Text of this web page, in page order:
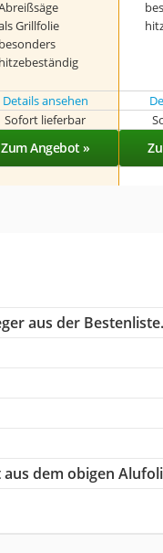
Grillfolie
besonders
hitzebeständig
Details ansehen
Sofort lieferbar
Zum Angebot »
aus der Bestenliste.
dem obigen